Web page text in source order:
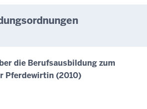
die Berufsausbildung zum
Pferdewirtin (2010)